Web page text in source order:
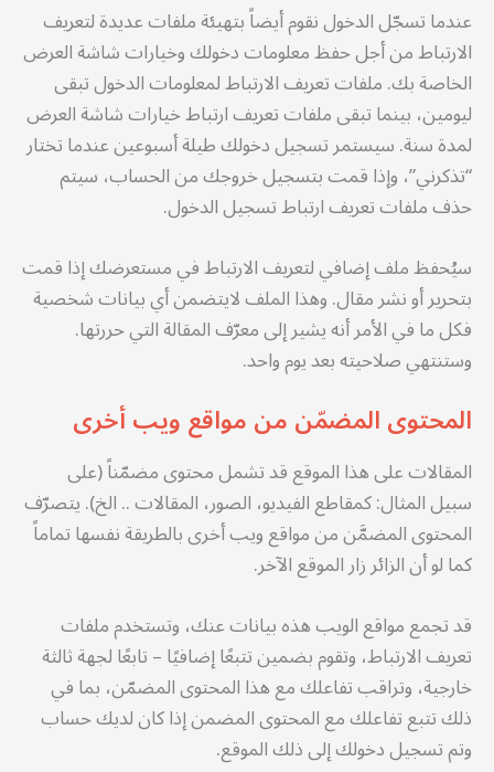
عندما تسجّل الدخول نقوم أيضاً بتهيئة ملفات عديدة لتعريف
الارتباط من أجل حفظ معلومات دخولك وخيارات شاشة العرض
الخاصة بك. ملفات تعريف الارتباط لمعلومات الدخول تبقى
ليومين، بينما تبقى ملفات تعريف ارتباط خيارات شاشة العرض
لمدة سنة. سيستمر تسجيل دخولك طيلة أسبوعين عندما تختار
“تذكرني”، وإذا قمت بتسجيل خروجك من الحساب، سيتم
حذف ملفات تعريف ارتباط تسجيل الدخول.
سيُحفظ ملف إضافي لتعريف الارتباط في مستعرضك إذا قمت
بتحرير أو نشر مقال. وهذا الملف لايتضمن أي بيانات شخصية
فكل ما في الأمر أنه يشير إلى معرّف المقالة التي حررتها.
وستنتهي صلاحيته بعد يوم واحد.
المحتوى المضمّن من مواقع ويب أخرى
المقالات على هذا الموقع قد تشمل محتوى مضمّناً (على
سبيل المثال: كمقاطع الفيديو، الصور، المقالات .. الخ). يتصرّف
المحتوى المضمَّن من مواقع ويب أخرى بالطريقة نفسها تماماً
كما لو أن الزائر زار الموقع الآخر.
قد تجمع مواقع الويب هذه بيانات عنك، وتستخدم ملفات
تعريف الارتباط، وتقوم بضمين تتبعًا إضافيًا – تابعًا لجهة ثالثة
خارجية، وتراقب تفاعلك مع هذا المحتوى المضمّن، بما في
ذلك تتبع تفاعلك مع المحتوى المضمن إذا كان لديك حساب
وتم تسجيل دخولك إلى ذلك الموقع.